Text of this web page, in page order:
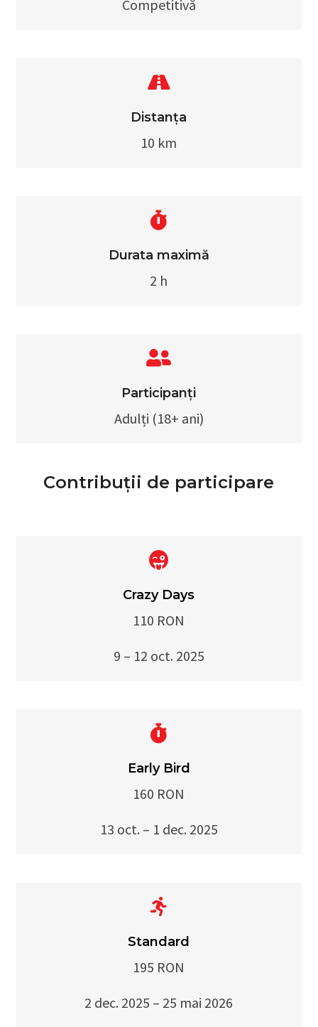
Competitivă
Distanța
10 km
Durata maximă
2 h
Participanți
Adulți (18+ ani)
Contribuții de participare
Crazy Days
110 RON
9 – 12 oct. 2025
Early Bird
160 RON
13 oct. – 1 dec. 2025
Standard
195 RON
2 dec. 2025 – 25 mai 2026